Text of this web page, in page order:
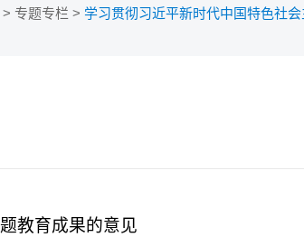
> 专题专栏 > 学习贯彻习近平新时代中国特色社
教育成果的意见